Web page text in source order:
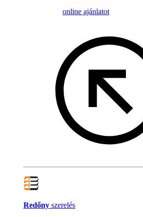
online ajánlatot
Redőny szerelés